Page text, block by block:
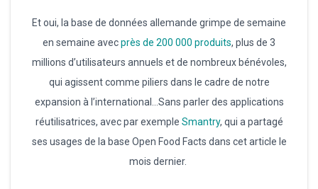
Et oui, la base de données allemande grimpe de semaine
en semaine avecprès de 200 000 produits, plus de 3
millions d’utilisateurs annuels et de nombreux bénévoles,
qui agissent comme piliers dans le cadre de notre
expansion à l’international…Sans parler des applications
réutilisatrices, avec par exemple Smantry, qui a partagé
ses usages de la base Open Food Facts dans cet article le
mois dernier.